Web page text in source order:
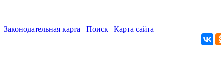
Законодательная карта Поиск Карта сайта